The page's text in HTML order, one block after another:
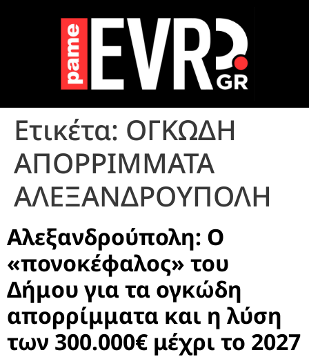
Ετικέτα: ΟΓΚΩΔΗ
ΑΠΟΡΡΙΜΜΑΤΑ
ΑΛΕΞΑΝΔΡΟΥΠΟΛΗ
Αλεξανδρούπολη: Ο
«πονοκέφαλος» του
Δήμου για τα ογκώδη
απορρίμματα και η λύση
των 300.000€ μέχρι το 2027